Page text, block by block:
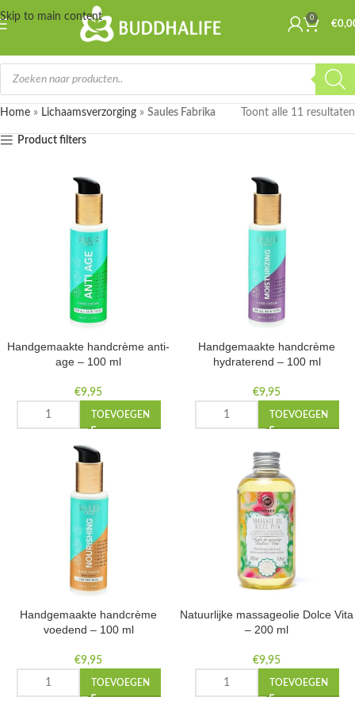
Skip to main content 0
€
Home » Lichaamsverzorging » Saules Fabrika Toont alle 11 resultaten
Product filters
Handgemaakte handcrème anti-
age – 100 ml
€9,95
TOEVOEGEN
Handgemaakte handcrème
hydraterend – 100 ml
€9,95
TOEVOEGEN
Handgemaakte handcrème
voedend – 100 ml
€9,95
TOEVOEGEN
Natuurlijke massageolie Dolce Vita
– 200 ml
€9,95
TOEVOEGEN